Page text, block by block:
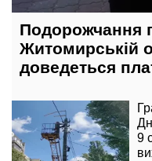
Подорожчання
Житомирській
доведеться
9